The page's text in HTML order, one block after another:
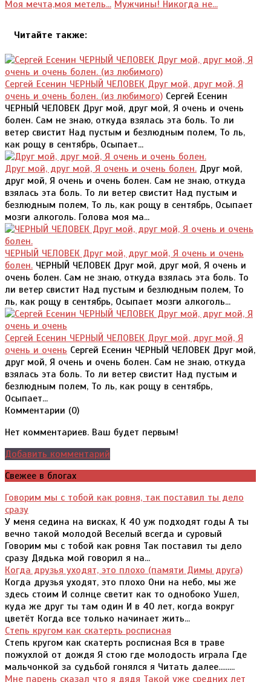
Моя мечта,моя метель... Мужчины! Никогда не...
Читайте также:
Сергей Есенин ЧЕРНЫЙ ЧЕЛОВЕК Друг мой, друг мой, Я
очень и очень болен. (из любимого) Сергей Есенин
ЧЕРНЫЙ ЧЕЛОВЕК Друг мой, друг мой, Я очень и очень
болен. Сам не знаю, откуда взялась эта боль. То ли
ветер свистит Над пустым и безлюдным полем, То ль,
как рощу в сентябрь, Осыпает...
Друг мой, друг мой, Я очень и очень болен. Друг мой,
друг мой, Я очень и очень болен. Сам не знаю, откуда
взялась эта боль. То ли ветер свистит Над пустым и
безлюдным полем, То ль, как рощу в сентябрь, Осыпает
мозги алкоголь. Голова моя ма...
ЧЕРНЫЙ ЧЕЛОВЕК Друг мой, друг мой, Я очень и очень
болен. ЧЕРНЫЙ ЧЕЛОВЕК Друг мой, друг мой, Я очень и
очень болен. Сам не знаю, откуда взялась эта боль. То
ли ветер свистит Над пустым и безлюдным полем, То
ль, как рощу в сентябрь, Осыпает мозги алкоголь...
Сергей Есенин ЧЕРНЫЙ ЧЕЛОВЕК Друг мой, друг мой, Я
очень и очень Сергей Есенин ЧЕРНЫЙ ЧЕЛОВЕК Друг мой,
друг мой, Я очень и очень болен. Сам не знаю, откуда
взялась эта боль. То ли ветер свистит Над пустым и
безлюдным полем, То ль, как рощу в сентябрь,
Осыпает...
Комментарии (0)
Нет комментариев. Ваш будет первым!
Добавить комментарий
Свежее в блогах
Говорим мы с тобой как ровня, так поставил ты дело
сразу
У меня седина на висках, К 40 уж подходят годы А ты
вечно такой молодой Веселый всегда и суровый
Говорим мы с тобой как ровня Так поставил ты дело
сразу Дядька мой говорил я на...
Когда друзья уходят, это плохо (памяти Димы друга)
Когда друзья уходят, это плохо Они на небо, мы же
здесь стоим И солнце светит как то однобоко Ушел,
куда же друг ты там один И в 40 лет, когда вокруг
цветёт Когда все только начинает жить...
Степь кругом как скатерть росписная
Степь кругом как скатерть росписная Вся в траве
пожухлой от дождя Я стою где молодость играла Где
мальчонкой за судьбой гонялся я Читать далее.........
Мне парень сказал что я дядя Такой уже средних лет